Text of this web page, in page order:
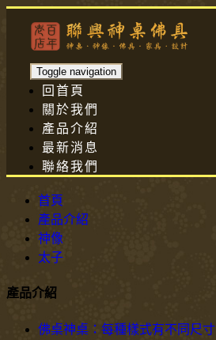
Toggle navigation
回首頁
關於我們
產品介紹
最新消息
聯絡我們
首頁
產品介紹
神像
太子
產品介紹
佛桌神桌：每種樣式有不同尺寸